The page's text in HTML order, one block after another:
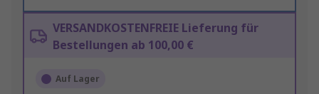
VERSANDKOSTENFREIE Lieferung für
Bestellungen ab 100,00 €
Auf Lager